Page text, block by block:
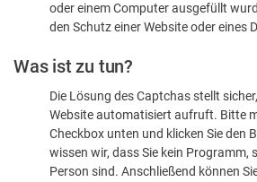
sind
oder einem Computer ausgefüllt
den Schutz einer Website oder eines
Was ist zu tun?
Die Lösung des Captchas stellt
Website automatisiert aufruft. Bitte
Checkbox unten und klicken Sie den
wissen wir, dass Sie kein Programm,
Person sind. Anschließend können